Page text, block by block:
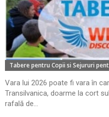
Tabere pentru Copii si Sejururi
Vara lui 2026 poate fi vara în
Transilvanica, doarme la cort
rafală de...